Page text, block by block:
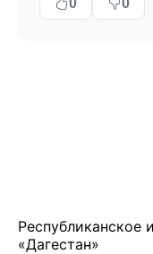
0 0
Республиканское
«Дагестан»